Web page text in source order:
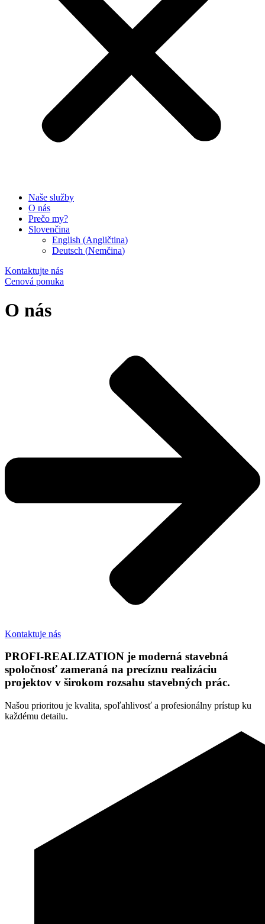
Naše služby
O nás
Prečo my?
Slovenčina
English (Angličtina)
Deutsch (Nemčina)
Kontaktujte nás
Cenová ponuka
O nás
Kontaktuje nás
PROFI-REALIZATION je moderná stavebná
spoločnosť zameraná na precíznu realizáciu
projektov v širokom rozsahu stavebných prác.
Našou prioritou je kvalita, spoľahlivosť a profesionálny prístup ku
každému detailu.